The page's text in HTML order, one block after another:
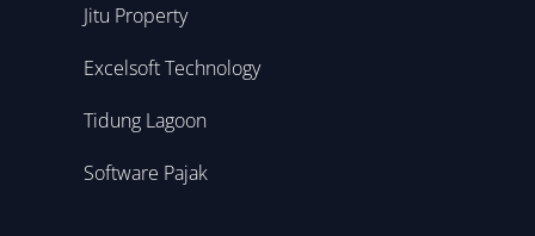
Jitu Property
Excelsoft Technology
Tidung Lagoon
Software Pajak